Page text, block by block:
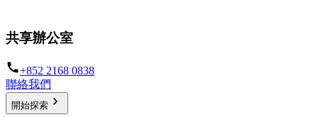
共享辦公室
+852 2168 0838
聯絡我們
開始探索